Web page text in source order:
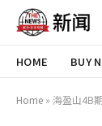
HOME BUY
Home » 海盈山4B